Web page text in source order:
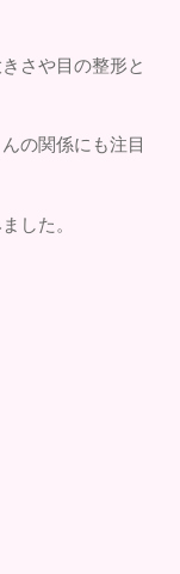
さや目の整形と
の関係にも注目
した。